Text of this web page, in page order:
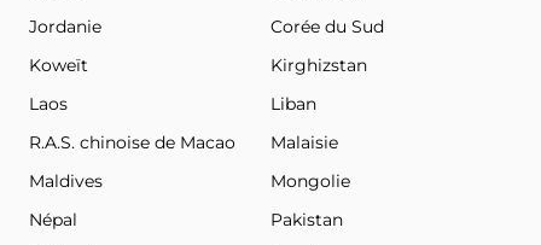
Jordanie
Corée du Sud
Koweït
Kirghizstan
Laos
Liban
R.A.S. chinoise de Macao
Malaisie
Maldives
Mongolie
Népal
Pakistan